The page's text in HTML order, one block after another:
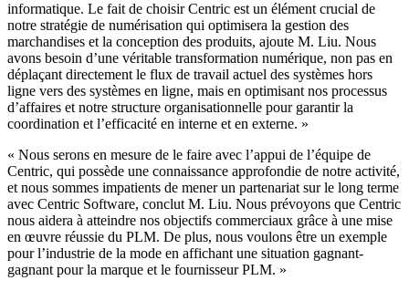
informatique. Le fait de choisir Centric est un élément crucial de
notre stratégie de numérisation qui optimisera la gestion des
marchandises et la conception des produits, ajoute M. Liu. Nous
avons besoin d’une véritable transformation numérique, non pas en
déplaçant directement le flux de travail actuel des systèmes hors
ligne vers des systèmes en ligne, mais en optimisant nos processus
d’affaires et notre structure organisationnelle pour garantir la
coordination et l’efficacité en interne et en externe. »
« Nous serons en mesure de le faire avec l’appui de l’équipe de
Centric, qui possède une connaissance approfondie de notre activité,
et nous sommes impatients de mener un partenariat sur le long terme
avec Centric Software, conclut M. Liu. Nous prévoyons que Centric
nous aidera à atteindre nos objectifs commerciaux grâce à une mise
en œuvre réussie du PLM. De plus, nous voulons être un exemple
pour l’industrie de la mode en affichant une situation gagnant-
gagnant pour la marque et le fournisseur PLM. »